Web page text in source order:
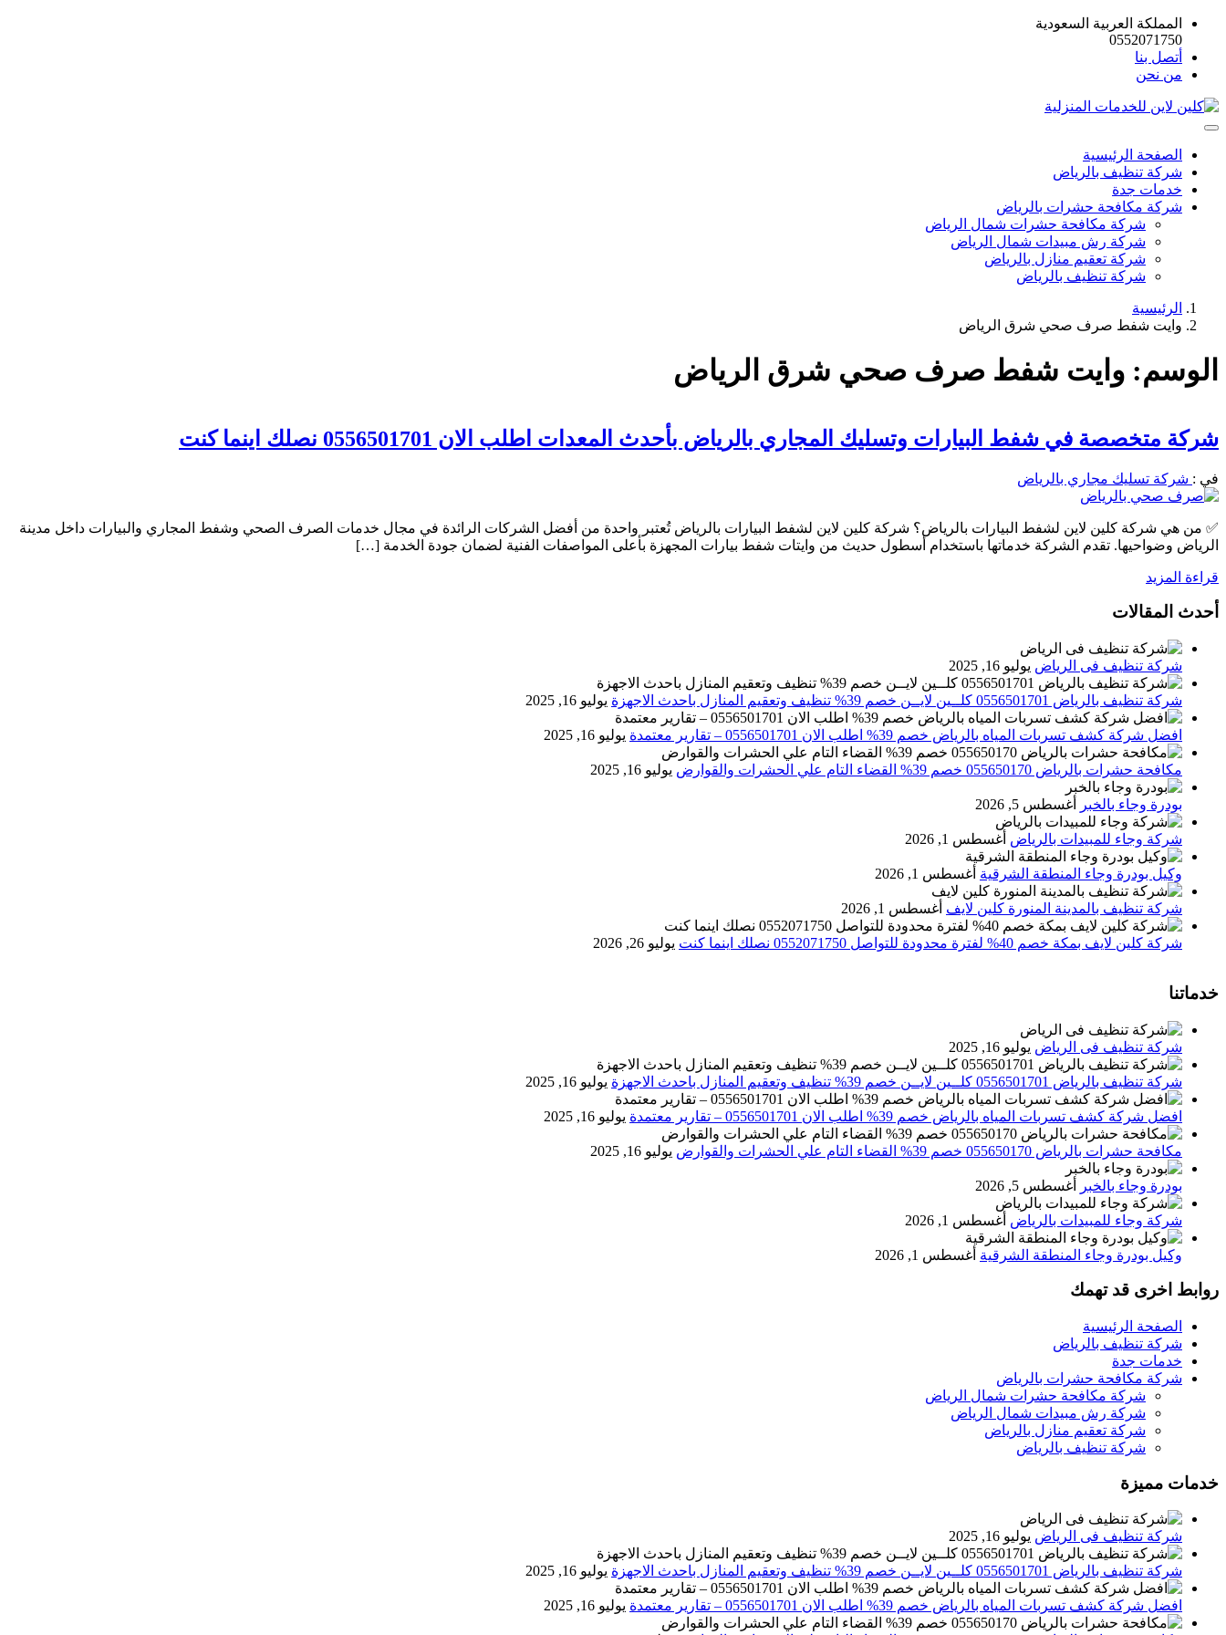
المملكة العربية السعودية
0552071750
أتصل بنا
من نحن
الصفحة الرئيسية
شركة تنظيف بالرياض
خدمات جدة
شركة مكافحة حشرات بالرياض
شركة مكافحة حشرات شمال الرياض
شركة رش مبيدات شمال الرياض
شركة تعقيم منازل بالرياض
شركة تنظيف بالرياض
الرئيسية
وايت شفط صرف صحي شرق الرياض
الوسم: وايت شفط صرف صحي شرق الرياض
شركة متخصصة في شفط البيارات وتسليك المجاري بالرياض بأحدث المعدات اطلب الان 0556501701 نصلك اينما كنت
في : شركة تسليك مجاري بالرياض
✅ من هي شركة كلين لاين لشفط البيارات بالرياض؟ شركة كلين لاين لشفط البيارات بالرياض تُعتبر واحدة من أفضل الشركات الرائدة في مجال خدمات الصرف الصحي وشفط المجاري والبيارات داخل مدينة
الرياض وضواحيها. تقدم الشركة خدماتها باستخدام أسطول حديث من وايتات شفط بيارات المجهزة بأعلى المواصفات الفنية لضمان جودة الخدمة […]
قراءة المزيد
أحدث المقالات
شركة تنظيف فى الرياض يوليو 16, 2025
شركة تنظيف بالرياض 0556501701 كلــين لايــن خصم 39% تنظيف وتعقيم المنازل باحدث الاجهزة يوليو 16, 2025
افضل شركة كشف تسربات المياه بالرياض خصم 39% اطلب الان 0556501701‬‏ – تقارير معتمدة يوليو 16, 2025
مكافحة حشرات بالرياض 055650170 خصم 39% القضاء التام علي الحشرات والقوارض يوليو 16, 2025
بودرة وجاء بالخبر أغسطس 5, 2026
شركة وجاء للمبيدات بالرياض أغسطس 1, 2026
وكيل بودرة وجاء المنطقة الشرقية أغسطس 1, 2026
شركة تنظيف بالمدينة المنورة كلين لايف أغسطس 1, 2026
شركة كلين لايف بمكة خصم 40% لفترة محدودة للتواصل 0552071750 نصلك اينما كنت يوليو 26, 2026
خدماتنا
شركة تنظيف فى الرياض يوليو 16, 2025
شركة تنظيف بالرياض 0556501701 كلــين لايــن خصم 39% تنظيف وتعقيم المنازل باحدث الاجهزة يوليو 16, 2025
افضل شركة كشف تسربات المياه بالرياض خصم 39% اطلب الان 0556501701‬‏ – تقارير معتمدة يوليو 16, 2025
مكافحة حشرات بالرياض 055650170 خصم 39% القضاء التام علي الحشرات والقوارض يوليو 16, 2025
بودرة وجاء بالخبر أغسطس 5, 2026
شركة وجاء للمبيدات بالرياض أغسطس 1, 2026
وكيل بودرة وجاء المنطقة الشرقية أغسطس 1, 2026
روابط اخرى قد تهمك
الصفحة الرئيسية
شركة تنظيف بالرياض
خدمات جدة
شركة مكافحة حشرات بالرياض
شركة مكافحة حشرات شمال الرياض
شركة رش مبيدات شمال الرياض
شركة تعقيم منازل بالرياض
شركة تنظيف بالرياض
خدمات مميزة
شركة تنظيف فى الرياض يوليو 16, 2025
شركة تنظيف بالرياض 0556501701 كلــين لايــن خصم 39% تنظيف وتعقيم المنازل باحدث الاجهزة يوليو 16, 2025
افضل شركة كشف تسربات المياه بالرياض خصم 39% اطلب الان 0556501701‬‏ – تقارير معتمدة يوليو 16, 2025